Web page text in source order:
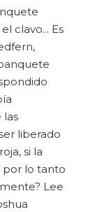
clavo... Es
las
liberado
si la
por lo tanto
Lee